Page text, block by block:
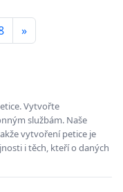
»
Vytvořte
službám. Naše
vytvoření petice je
i těch, kteří o daných